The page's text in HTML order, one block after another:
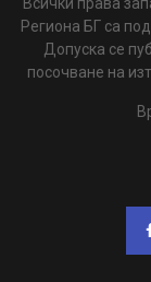
Региона БГ са
Допуска се
посочване на